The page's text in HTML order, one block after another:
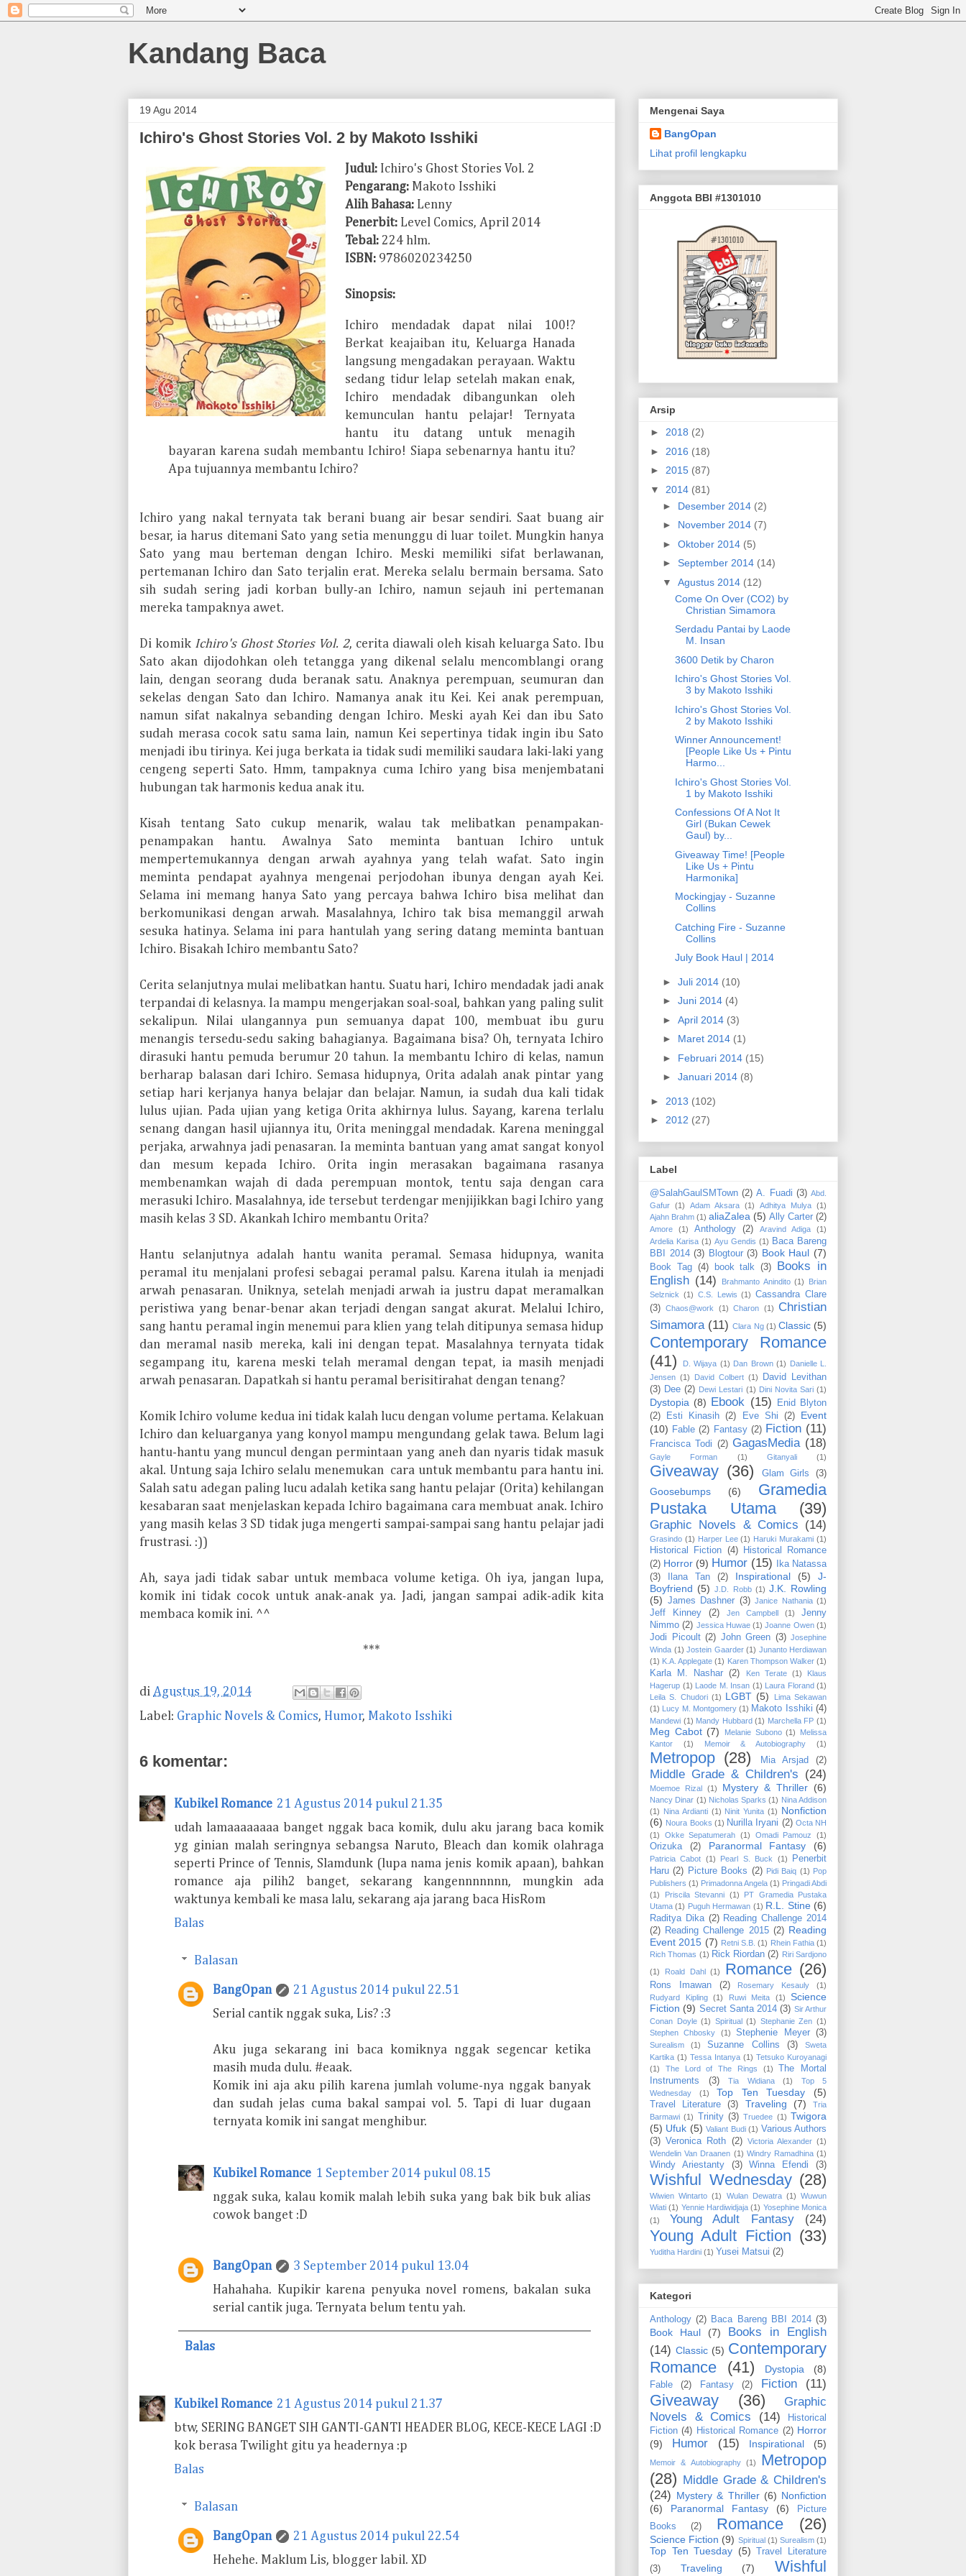
Kandang Baca
19 Agu 2014
Ichiro's Ghost Stories Vol. 2 by Makoto Isshiki
Judul: Ichiro's Ghost Stories Vol. 2
Pengarang: Makoto Isshiki
Alih Bahasa: Lenny
Penerbit: Level Comics, April 2014
Tebal: 224 hlm.
ISBN: 9786020234250
Sinopsis:
Ichiro mendadak dapat nilai 100!?
Berkat keajaiban itu, Keluarga Hanada
langsung mengadakan perayaan. Waktu
sedang tidur lelap setelah makan enak,
Ichiro mendadak dibangunkan oleh
kemunculan hantu pelajar! Ternyata
hantu itu datang untuk menagih
bayaran karena sudah membantu Ichiro! Siapa sebenarnya hantu itu?
Apa tujuannya membantu Ichiro?
Ichiro yang nakal ternyata tak berani buang air besar sendiri. Saat buang air
besar, ia harus ditemani Sato yang setia menunggu di luar toilet. Mungkin hanya
Sato yang mau berteman dengan Ichiro. Meski memiliki sifat berlawanan,
pertemanan Ichiro dan Sato terjalin erat. Mereka selalu bermain bersama. Sato
sih sudah sering jadi korban bully-an Ichiro, namun sejauh ini pertemanan
mereka tampaknya awet.
Di komik Ichiro's Ghost Stories Vol. 2, cerita diawali oleh kisah keluarga Sato. Ibu
Sato akan dijodohkan oleh tetangga yang dikenal selalu mencomblangi orang
lain, dengan seorang duda beranak satu. Anaknya perempuan, seumuran dan
sekelas dengan Sato dan Ichiro. Namanya anak itu Kei. Kei anak perempuan,
namun sifat nakalnya sebanding dengan Ichiro. Meski ayah Kei dan ibu Sato
sudah merasa cocok satu sama lain, namun Kei sepertinya tidak ingin ibu Sato
menjadi ibu tirinya. Kei juga berkata ia tidak sudi memiliki saudara laki-laki yang
cengeng seperti Sato. Hmm, tampaknya cuma Ichiro yang bisa menjembatani
hubungan tak harmonis kedua anak itu.
Kisah tentang Sato cukup menarik, walau tak melibatkan penampakan-
penampakan hantu. Awalnya Sato meminta bantuan Ichiro untuk
mempertemukannya dengan arwah ayahnya yang telah wafat. Sato ingin
meminta pendapat ayahnya mengenai perjodohan ibunya dengan ayah Kei.
Selama ini memang hanya Sato yang percaya bahwa Ichiro bisa melihat dan
berkomunikasi dengan arwah. Masalahnya, Ichiro tak bisa memanggil arwah
sesuka hatinya. Selama ini para hantulah yang sering datang meminta bantuan
Ichiro. Bisakah Ichiro membantu Sato?
Cerita selanjutnya mulai melibatkan hantu. Suatu hari, Ichiro mendadak jadi anak
terpandai di kelasnya. Ia mampu mengerjakan soal-soal, bahkan yang paling sulit
sekalipun. Nilai ulangannya pun semuanya dapat 100, membuat ibu guru
menangis tersedu-sedu saking bahagianya. Bagaimana bisa? Oh, ternyata Ichiro
dirasuki hantu pemuda berumur 20 tahun. Ia membantu Ichiro di kelas, namun
berharap balasan dari Ichiro. Semasa hidupnya, Orita adalah anak pintar yang
setiap hari kerjanya hanya belajar dan belajar. Namun, ia sudah dua kali tidak
lulus ujian. Pada ujian yang ketiga Orita akhirnya lulus. Sayang, karena terlalu
senang dangan hasil ujiannya itu, Orita meninggal mendadak. Karena meninggal
perjaka, arwahnya jadi penasaran. Ia meminta bantuan yang amat sangat konyol
dan mesum kepada Ichiro. Orita ingin merasakan bagaimana rasanya
membenamkan wajah di dada perempuan montok, tentu saja dengan cara
merasuki Ichiro. Masalahnya, ide tersebut terdengar menjijikkan bagi Ichiro yang
masih kelas 3 SD. Akankah Ichiro membantu Orita?
Hantu selanjutnya adalah hantu wanita peramal. Semasa hidupnya, wanita
peramal itu menjalani profesi sebagai peramal palsu. Karena itulah ia menjadi
arwah penasaran. Uniknya, setelah menjadi arwah ia justru dapat meramalkan
peristiwa yang benar-benar akan terjadi dengan sangat akurat. Melalui Ichiro,
sang hantu peramal ingin menemui para klien yang telah ditipunya semasa hidup
dan meramal nasib mereka, kali ini dengan tepat. Masalahnya ternyata tidak
segampang itu, karena meski telah meramal dengan tepat, ia masih menjadi
arwah penasaran. Dapatkah si hantu peramal berisitirahat dengan tenang?
Komik Ichiro volume kedua ini tidak kalah lucu dengan volume pertama. Kelakuan
Ichiro dan keluarganya yang konyol mampu mengundang gelak tawa. Belum lagi
hantu-hantu yang muncul dengan permintaan yang aneh dan nyaris tidak masuk
akal. Untung saja Ichiro selalu menemukan cara untuk membantu para hantu ini.
Salah satu adegan paling lucu adalah ketika sang hantu pelajar (Orita) kehilangan
kesabaran saat menjelaskan kepada Ichiro bagaimana cara membuat anak. Ichiro
yang masih kelas 3 SD tidak juga mengerti sampai-sampai sang hantu pelajar jadi
frustrasi. :))
Ah, saya jadi tidak sabar untuk membaca volume ketiga. Oh iya, jangan lupa,
komik ini tidak cocok untuk anak-anak ya. Jadi, jangan sampai adik-adik kita
membaca komik ini. ^^
***
di Agustus 19, 2014
Label: Graphic Novels & Comics, Humor, Makoto Isshiki
6 komentar:
Kubikel Romance 21 Agustus 2014 pukul 21.35
udah lamaaaaaaaa banget nggak baca komik, dulu aku jarang baca komik
yg ginian malah seringnya sebangsa Naruto, Bleach dan komik olahraga
seperti Prince of Tennis, Slamdunk (lupa nama jenis komik apaan), bahkan
romance aja pilih2 banget, sekarang kangennnnnnn, mungkin ada
waktunya kembali ke masa lalu, sekarang aja jarang baca HisRom
Balas
Balasan
BangOpan
21 Agustus 2014 pukul 22.51
Serial cantik nggak suka, Lis? :3
Aku juga sekarang ini baca komiknya nggak segencar ketika
masih muda dulu. #eaak.
Komik ini aja aku pilih karena jumlah volume-nya nggak banyak
dan sudah jelas cuma bakal sampai vol. 5. Tapi di luar dugaan
ternyata komik ini sangat menghibur.
Kubikel Romance 1 September 2014 pukul 08.15
nggak suka, kalau komik malah lebih suka yang bak bik buk alias
cowok banget :D
BangOpan
3 September 2014 pukul 13.04
Hahahaha. Kupikir karena penyuka novel romens, bakalan suka
serial cantik juga. Ternyata belum tentu yah.
Balas
Kubikel Romance 21 Agustus 2014 pukul 21.37
btw, SERING BANGET SIH GANTI-GANTI HEADER BLOG, KECE-KECE LAGI :D
kok berasa Twilight gitu ya headernya :p
Balas
Balasan
BangOpan
21 Agustus 2014 pukul 22.54
Hehehe. Maklum Lis, blogger labil. XD
Mengenai Saya
BangOpan
Lihat profil lengkapku
Anggota BBI #1301010
Arsip
► 2018 (2)
► 2016 (18)
► 2015 (87)
▼ 2014 (81)
► Desember 2014 (2)
► November 2014 (7)
► Oktober 2014 (5)
► September 2014 (14)
▼ Agustus 2014 (12)
Come On Over (CO2) by
Christian Simamora
Serdadu Pantai by Laode
M. Insan
3600 Detik by Charon
Ichiro's Ghost Stories Vol.
3 by Makoto Isshiki
Ichiro's Ghost Stories Vol.
2 by Makoto Isshiki
Winner Announcement!
[People Like Us + Pintu
Harmo...
Ichiro's Ghost Stories Vol.
1 by Makoto Isshiki
Confessions Of A Not It
Girl (Bukan Cewek
Gaul) by...
Giveaway Time! [People
Like Us + Pintu
Harmonika]
Mockingjay - Suzanne
Collins
Catching Fire - Suzanne
Collins
July Book Haul | 2014
► Juli 2014 (10)
► Juni 2014 (4)
► April 2014 (3)
► Maret 2014 (1)
► Februari 2014 (15)
► Januari 2014 (8)
► 2013 (102)
► 2012 (27)
Label
@SalahGaulSMTown (2) A. Fuadi (3) Abd.
Gafur (1) Adam Aksara (1) Adhitya Mulya (1)
Ajahn Brahm (1) aliaZalea (5) Ally Carter (2)
Amore (1) Anthology (2) Aravind Adiga
(1)
Ardelia Karisa (1) Ayu Gendis (1) Baca Bareng
BBI 2014 (3) Blogtour (3) Book Haul (7)
Book Tag (4) book talk (3)
Books in
English (14) Brahmanto Anindito (1)
Brian
Selznick (1) C.S. Lewis (1)
Cassandra Clare
(3)
Chaos@work (1) Charon (1)
Christian
Simamora (11) Clara Ng (1) Classic (5)
Contemporary Romance
(41)
D. Wijaya (1) Dan Brown (1) Danielle L.
Jensen (1) David Colbert (1)
David Levithan
(3) Dee (2) Dewi Lestari (1) Dini Novita Sari (1)
Dystopia (8) Ebook (15)
Enid Blyton
(2)
Esti Kinasih (2) Eve Shi (2)
Event
(10) Fable (2) Fantasy (2) Fiction (11)
Francisca Todi (2) GagasMedia (18)
Gayle Forman (1) Gitanyali (1)
Giveaway (36) Glam Girls (3)
Goosebumps (6)
Gramedia
Pustaka Utama
(39)
Graphic Novels & Comics (14)
Grasindo (1) Harper Lee (1) Haruki Murakami (1)
Historical Fiction (4)
Historical Romance
(2) Horror (9) Humor (15)
Ika Natassa
(3)
Ilana Tan (2) Inspirational (5)
J-
Boyfriend (5) J.D. Robb (1) J.K. Rowling
(5) James Dashner (3) Janice Nathania (1)
Jeff Kinney (2) Jen Campbell (1)
Jenny
Nimmo (2) Jessica Huwae (1) Joanne Owen (1)
Jodi Picoult (2) John Green (3) Josephine
Winda (1) Jostein Gaarder (1) Junanto Herdiawan
(1) K.A. Applegate (1) Karen Thompson Walker (1)
Karla M. Nashar (2) Ken Terate (1)
Klaus
Hagerup (1) Laode M. Insan (1) Laura Florand (1)
Leila S. Chudori (1) LGBT (5)
Lima Sekawan
(1) Lucy M. Montgomery (1) Makoto Isshiki (4)
Mandewi (1) Mandy Hubbard (1) Marchella FP (1)
Meg Cabot (7) Melanie Subono (1)
Melissa
Kantor
(1) Memoir & Autobiography (1)
Metropop (28) Mia Arsjad (2)
Middle Grade & Children's (24)
Moemoe Rizal (1) Mystery & Thriller (6)
Nancy Dinar (1) Nicholas Sparks (1) Nina Addison
(1) Nina Ardianti (1) Ninit Yunita (1) Nonfiction
(6) Noura Books (1) Nurilla Iryani (2) Octa NH
(1)
Okke Sepatumerah (1) Omadi Pamouz (1)
Orizuka (2) Paranormal Fantasy (6)
Patricia Cabot (1) Pearl S. Buck (1)
Penerbit
Haru (2) Picture Books (2) Pidi Baiq (1) Pop
Publishers (1) Primadonna Angela (1) Pringadi Abdi
(1)
Priscila Stevanni (1)
PT Gramedia Pustaka
Utama (1) Puguh Hermawan (1) R.L. Stine (6)
Raditya Dika (2) Reading Challenge 2014
(2) Reading Challenge 2015 (2) Reading
Event 2015 (7) Retni S.B. (1) Rhein Fathia (1)
Rich Thomas (1) Rick Riordan (2) Riri Sardjono
(1)
Roald Dahl (1) Romance (26)
Rons Imawan (2) Rosemary Kesauly
(1)
Rudyard Kipling
(1) Ruwi Meita (1)
Science
Fiction (9) Secret Santa 2014 (3) Sir Arthur
Conan Doyle (1) Spiritual (1) Stephanie Zen (1)
Stephen Chbosky
(1) Stephenie Meyer (3)
Surealism (1) Suzanne Collins (3)
Sweta
Kartika (1) Tessa Intanya (1) Tetsuko Kuroyanagi
(1)
The Lord of The Rings (1)
The Mortal
Instruments
(3) Tia Widiana (1)
Top 5
Wednesday
(1) Top Ten Tuesday (5)
Travel Literature (3) Traveling (7)
Tria
Barmawi (1) Trinity (3) Truedee (1) Twigora
(5) Ufuk (5) Valiant Budi (1) Various Authors
(3) Veronica Roth (2) Victoria Alexander (1)
Wendelin Van Draanen (1) Windry Ramadhina (1)
Windy Ariestanty (3) Winna Efendi (3)
Wishful Wednesday (28)
Wiwien Wintarto (1) Wulan Dewatra (1) Wuwun
Wiati (1) Yennie Hardiwidjaja (1) Yosephine Monica
(1)
Young Adult Fantasy (24)
Young Adult Fiction (33)
Yuditha Hardini (1) Yusei Matsui (2)
Kategori
Anthology (2) Baca Bareng BBI 2014 (3)
Book Haul (7)
Books in English
(14) Classic (5) Contemporary
Romance
(41) Dystopia (8)
Fable (2) Fantasy (2) Fiction (11)
Giveaway (36)
Graphic
Novels & Comics
(14)
Historical
Fiction (4) Historical Romance (2) Horror
(9)
Humor (15) Inspirational (5)
Memoir & Autobiography (1)
Metropop
(28) Middle Grade & Children's
(24) Mystery & Thriller (6) Nonfiction
(6)
Paranormal Fantasy (6)
Picture
Books
(2) Romance (26)
Science Fiction (9) Spiritual (1) Surealism (1)
Top Ten Tuesday (5)
Travel Literature
(3)
Traveling (7)
Wishful